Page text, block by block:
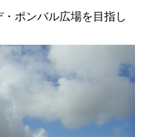
ポンバル広場を目指し